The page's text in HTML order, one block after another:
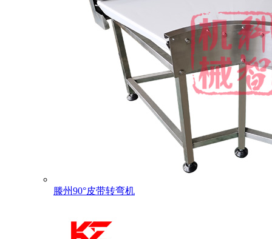
滕州90°皮带转弯机